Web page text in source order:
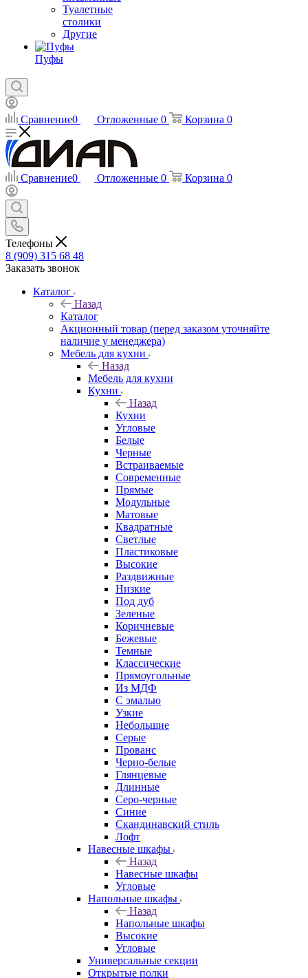
Туалетные
столики
Другие
Пуфы
Сравнение0 Отложенные 0 Корзина 0
Сравнение0 Отложенные 0 Корзина 0
Телефоны
8 (909) 315 68 48
Заказать звонок
Каталог
Назад
Каталог
Акционный товар (перед заказом уточняйте
наличие у менеджера)
Мебель для кухни
Назад
Мебель для кухни
Кухни
Назад
Кухни
Угловые
Белые
Черные
Встраиваемые
Современные
Прямые
Модульные
Матовые
Квадратные
Светлые
Пластиковые
Высокие
Раздвижные
Низкие
Под дуб
Зеленые
Коричневые
Бежевые
Темные
Классические
Прямоугольные
Из МДФ
С эмалью
Узкие
Небольшие
Серые
Прованс
Черно-белые
Глянцевые
Длинные
Серо-черные
Синие
Скандинавский стиль
Лофт
Навесные шкафы
Назад
Навесные шкафы
Угловые
Напольные шкафы
Назад
Напольные шкафы
Высокие
Угловые
Универсальные секции
Открытые полки